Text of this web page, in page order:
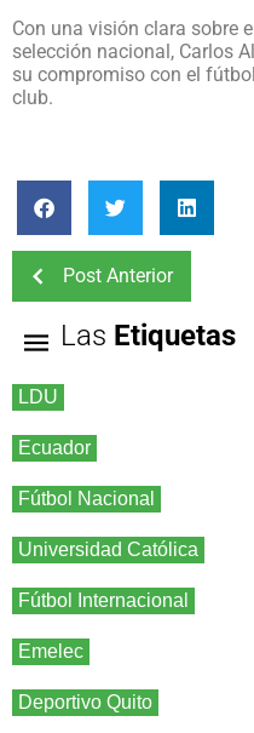
Con una visión clara sobre
selección nacional, Carlos
su compromiso con el
club.
Post Anterior
Las Etiquetas
LDU
Ecuador
Fútbol Nacional
Universidad Católica
Fútbol Internacional
Emelec
Deportivo Quito